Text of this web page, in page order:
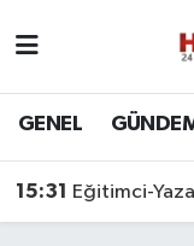
GENEL
15:31 Eğitimci-Yazar
Nöbetçi